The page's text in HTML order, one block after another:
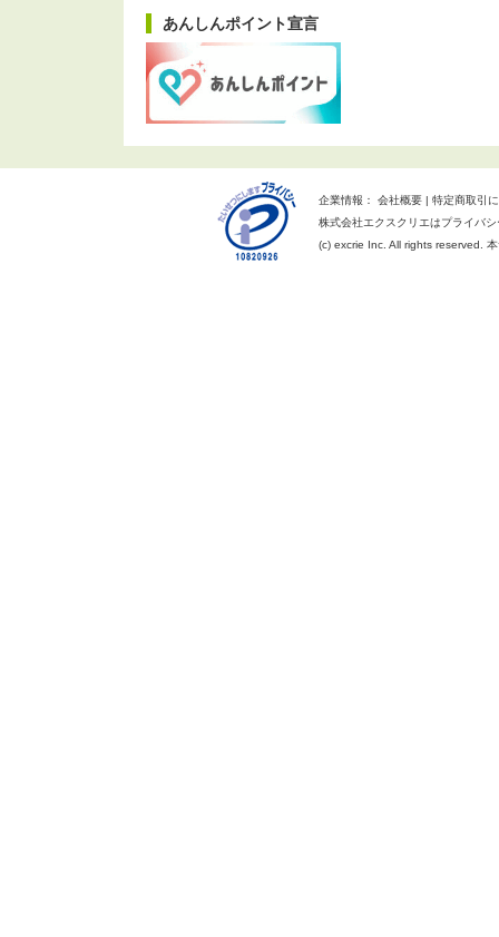
あんしんポイント宣言
企業情報： 会社概要
特定商取引
株式会社エクスクリエはプライバ
(c) excrie Inc. All rights reserved.